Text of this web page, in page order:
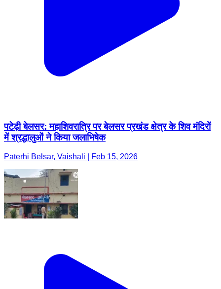
पटेढ़ी बेलसर: महाशिवरात्रि पर बेलसर प्रखंड क्षेत्र के शिव मंदिरों
में श्रद्धालुओं ने किया जलाभिषेक
Paterhi Belsar, Vaishali | Feb 15, 2026